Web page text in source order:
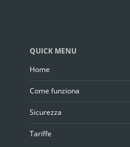
QUICK MENU
Home
Come funziona
Sicurezza
Tariffe